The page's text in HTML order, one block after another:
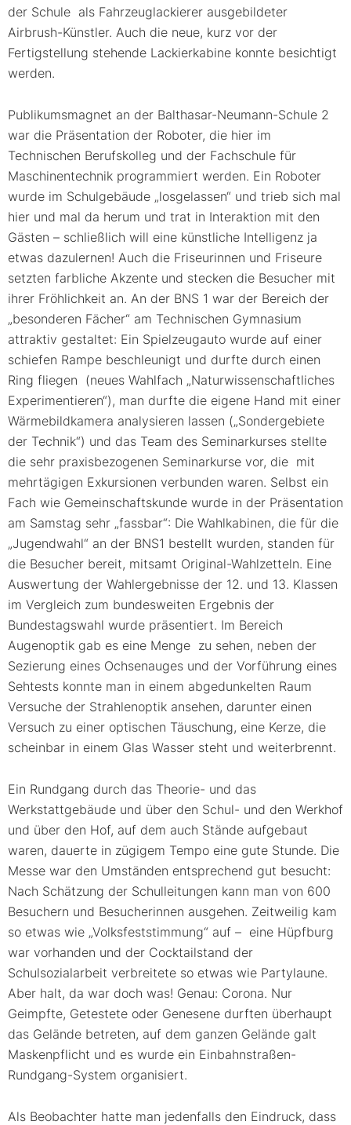
der Schule als Fahrzeuglackierer ausgebildeter
Airbrush-Künstler. Auch die neue, kurz vor der
Fertigstellung stehende Lackierkabine konnte besichtigt
werden.
Publikumsmagnet an der Balthasar-Neumann-Schule 2
war die Präsentation der Roboter, die hier im
Technischen Berufskolleg und der Fachschule für
Maschinentechnik programmiert werden. Ein Roboter
wurde im Schulgebäude „losgelassen“ und trieb sich mal
hier und mal da herum und trat in Interaktion mit den
Gästen – schließlich will eine künstliche Intelligenz ja
etwas dazulernen! Auch die Friseurinnen und Friseure
setzten farbliche Akzente und stecken die Besucher mit
ihrer Fröhlichkeit an. An der BNS 1 war der Bereich der
„besonderen Fächer“ am Technischen Gymnasium
attraktiv gestaltet: Ein Spielzeugauto wurde auf einer
schiefen Rampe beschleunigt und durfte durch einen
Ring fliegen (neues Wahlfach „Naturwissenschaftliches
Experimentieren“), man durfte die eigene Hand mit einer
Wärmebildkamera analysieren lassen („Sondergebiete
der Technik“) und das Team des Seminarkurses stellte
die sehr praxisbezogenen Seminarkurse vor, die mit
mehrtägigen Exkursionen verbunden waren. Selbst ein
Fach wie Gemeinschaftskunde wurde in der Präsentation
am Samstag sehr „fassbar“: Die Wahlkabinen, die für die
„Jugendwahl“ an der BNS1 bestellt wurden, standen für
die Besucher bereit, mitsamt Original-Wahlzetteln. Eine
Auswertung der Wahlergebnisse der 12. und 13. Klassen
im Vergleich zum bundesweiten Ergebnis der
Bundestagswahl wurde präsentiert. Im Bereich
Augenoptik gab es eine Menge zu sehen, neben der
Sezierung eines Ochsenauges und der Vorführung eines
Sehtests konnte man in einem abgedunkelten Raum
Versuche der Strahlenoptik ansehen, darunter einen
Versuch zu einer optischen Täuschung, eine Kerze, die
scheinbar in einem Glas Wasser steht und weiterbrennt.
Ein Rundgang durch das Theorie- und das
Werkstattgebäude und über den Schul- und den Werkhof
und über den Hof, auf dem auch Stände aufgebaut
waren, dauerte in zügigem Tempo eine gute Stunde. Die
Messe war den Umständen entsprechend gut besucht:
Nach Schätzung der Schulleitungen kann man von 600
Besuchern und Besucherinnen ausgehen. Zeitweilig kam
so etwas wie „Volksfeststimmung“ auf – eine Hüpfburg
war vorhanden und der Cocktailstand der
Schulsozialarbeit verbreitete so etwas wie Partylaune.
Aber halt, da war doch was! Genau: Corona. Nur
Geimpfte, Getestete oder Genesene durften überhaupt
das Gelände betreten, auf dem ganzen Gelände galt
Maskenpflicht und es wurde ein Einbahnstraßen-
Rundgang-System organisiert.
Als Beobachter hatte man jedenfalls den Eindruck, dass